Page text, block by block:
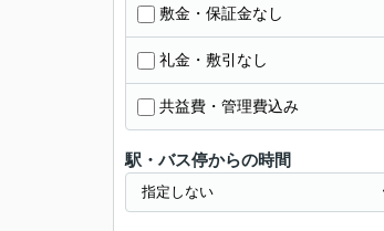
敷金・保証金なし
礼金・敷引なし
共益費・管理費込み
駅・バス停からの時間